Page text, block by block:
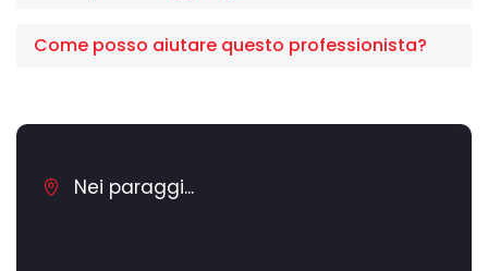
Come posso aiutare questo professionista?
Nei paraggi...